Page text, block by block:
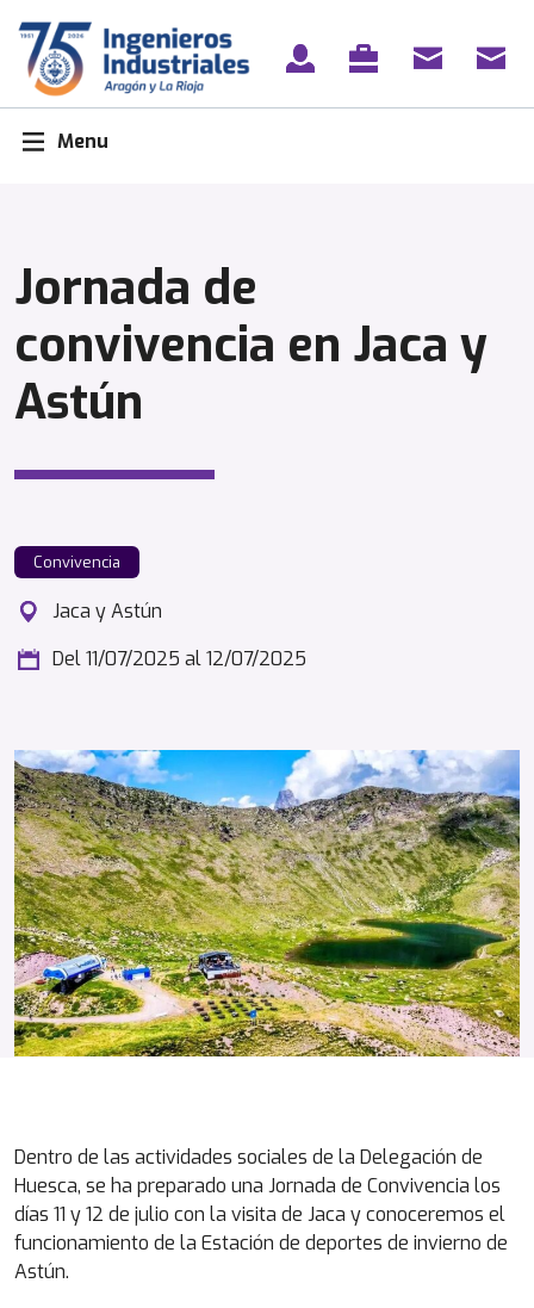
content
Menu
Jornada de
convivencia en Jaca y
Astún
Convivencia
Jaca y Astún
Del 11/07/2025 al 12/07/2025
Dentro de las actividades sociales de la Delegación de
Huesca, se ha preparado una Jornada de Convivencia los
días 11 y 12 de julio con la visita de Jaca y conoceremos el
funcionamiento de la Estación de deportes de invierno de
Astún.